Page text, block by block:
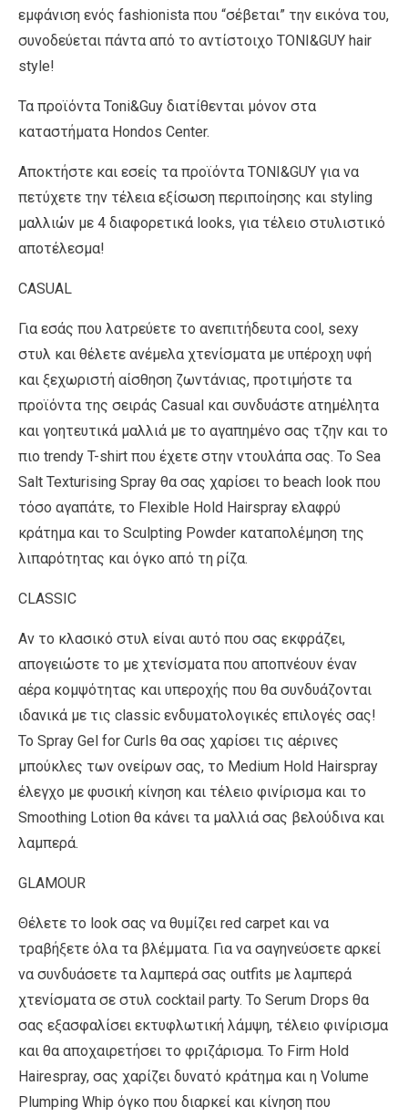
εμφάνιση ενός fashionista που “σέβεται” την εικόνα του,
συνοδεύεται πάντα από το αντίστοιχο TONI&GUY hair
style!
Τα προϊόντα Toni&Guy διατίθενται μόνον στα
καταστήματα Hondos Center.
Αποκτήστε και εσείς τα προϊόντα TONI&GUY για να
πετύχετε την τέλεια εξίσωση περιποίησης και styling
μαλλιών με 4 διαφορετικά looks, για τέλειο στυλιστικό
αποτέλεσμα!
CASUAL
Για εσάς που λατρεύετε το ανεπιτήδευτα cool, sexy
στυλ και θέλετε ανέμελα χτενίσματα με υπέροχη υφή
και ξεχωριστή αίσθηση ζωντάνιας, προτιμήστε τα
προϊόντα της σειράς Casual και συνδυάστε ατημέλητα
και γοητευτικά μαλλιά με το αγαπημένο σας τζην και το
πιο trendy T-shirt που έχετε στην ντουλάπα σας. Το Sea
Salt Texturising Spray θα σας χαρίσει το beach look που
τόσο αγαπάτε, το Flexible Hold Hairspray ελαφρύ
κράτημα και το Sculpting Powder καταπολέμηση της
λιπαρότητας και όγκο από τη ρίζα.
CLASSIC
Αν το κλασικό στυλ είναι αυτό που σας εκφράζει,
απογειώστε το με χτενίσματα που αποπνέουν έναν
αέρα κομψότητας και υπεροχής που θα συνδυάζονται
ιδανικά με τις classic ενδυματολογικές επιλογές σας!
Το Spray Gel for Curls θα σας χαρίσει τις αέρινες
μπούκλες των ονείρων σας, το Medium Hold Hairspray
έλεγχο με φυσική κίνηση και τέλειο φινίρισμα και το
Smoothing Lotion θα κάνει τα μαλλιά σας βελούδινα και
λαμπερά.
GLAMOUR
Θέλετε το look σας να θυμίζει red carpet και να
τραβήξετε όλα τα βλέμματα. Για να σαγηνεύσετε αρκεί
να συνδυάσετε τα λαμπερά σας outfits με λαμπερά
χτενίσματα σε στυλ cocktail party. Το Serum Drops θα
σας εξασφαλίσει εκτυφλωτική λάμψη, τέλειο φινίρισμα
και θα αποχαιρετήσει το φριζάρισμα. Το Firm Hold
Hairespray, σας χαρίζει δυνατό κράτημα και η Volume
Plumping Whip όγκο που διαρκεί και κίνηση που